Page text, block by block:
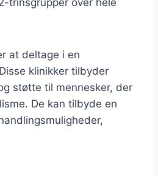
trinsgrupper over hele
at deltage i en
klinikker tilbyder
støtte til mennesker, der
De kan tilbyde en